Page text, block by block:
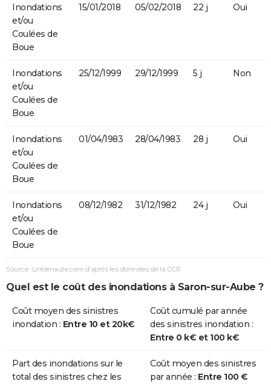
Inondations
et/ou
Coulées de
Boue
15/01/2018 05/02/2018 22 j Oui
Inondations
et/ou
Coulées de
Boue
25/12/1999 29/12/1999 5 j Non
Inondations
et/ou
Coulées de
Boue
01/04/1983 28/04/1983 28 j Oui
Inondations
et/ou
Coulées de
Boue
08/12/1982 31/12/1982 24 j Oui
Source : Linternaute.com d'après les données de la CCR
Quel est le coût des inondations à Saron-sur-Aube ?
Coût moyen des sinistres
inondation : Entre 10 et 20k€
Coût cumulé par année
des sinistres inondation :
Entre 0 k€ et 100 k€
Part des inondations sur le
total des sinistres chez les
Coût moyen des sinistres
par année : Entre 100 €